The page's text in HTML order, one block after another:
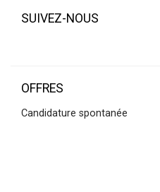
SUIVEZ-NOUS
OFFRES
Candidature spontanée